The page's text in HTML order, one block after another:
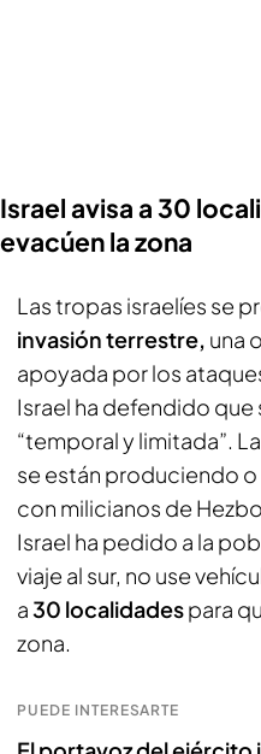
Israel avisa a 30
evacúen la zona
Las tropas israelíes se
invasión terrestre, una
apoyada por los
Israel ha defendido que
“temporal y limitada”.
se están produciendo
con milicianos de
Israel ha pedido a la
viaje al sur, no use
a30 localidadespara
zona.
PUEDE INTERESARTE